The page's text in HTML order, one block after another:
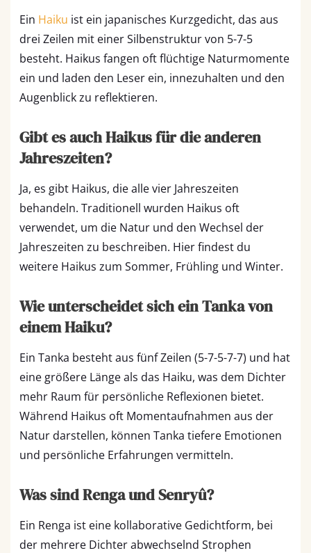
Ein Haiku ist ein japanisches Kurzgedicht, das aus
drei Zeilen mit einer Silbenstruktur von 5-7-5
besteht. Haikus fangen oft flüchtige Naturmomente
ein und laden den Leser ein, innezuhalten und den
Augenblick zu reflektieren.
Gibt es auch Haikus für die anderen
Jahreszeiten?
Ja, es gibt Haikus, die alle vier Jahreszeiten
behandeln. Traditionell wurden Haikus oft
verwendet, um die Natur und den Wechsel der
Jahreszeiten zu beschreiben. Hier findest du
weitere Haikus zum Sommer, Frühling und Winter.
Wie unterscheidet sich ein Tanka von
einem Haiku?
Ein Tanka besteht aus fünf Zeilen (5-7-5-7-7) und hat
eine größere Länge als das Haiku, was dem Dichter
mehr Raum für persönliche Reflexionen bietet.
Während Haikus oft Momentaufnahmen aus der
Natur darstellen, können Tanka tiefere Emotionen
und persönliche Erfahrungen vermitteln.
Was sind Renga und Senryû?
Ein Renga ist eine kollaborative Gedichtform, bei
der mehrere Dichter abwechselnd Strophen